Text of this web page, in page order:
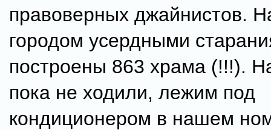
правоверных джайнистов.
городом усердными
построены 863 храма (!!!).
пока не ходили, лежим под
кондиционером в нашем